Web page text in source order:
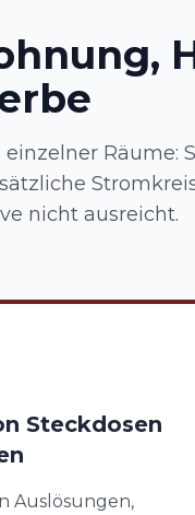
Räume:
nicht ausreicht.
Steckdosen
Auslösungen,